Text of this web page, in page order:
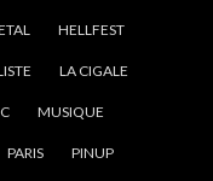
HELLFEST
LA CIGALE
MUSIQUE
PARIS PINUP